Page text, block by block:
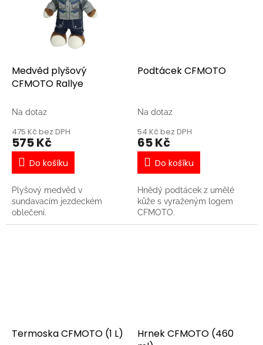
Medvěd plyšový
CFMOTO Rallye
Na dotaz
475 Kč bez DPH
575 Kč
Do košíku
Plyšový medvěd v
sundavacím jezdeckém
oblečení.
Podtácek CFMOTO
Na dotaz
54 Kč bez DPH
65 Kč
Do košíku
Hnědý podtácek z umělé
kůže s vyraženým logem
CFMOTO.
Termoska CFMOTO (1 L)
Hrnek CFMOTO (460